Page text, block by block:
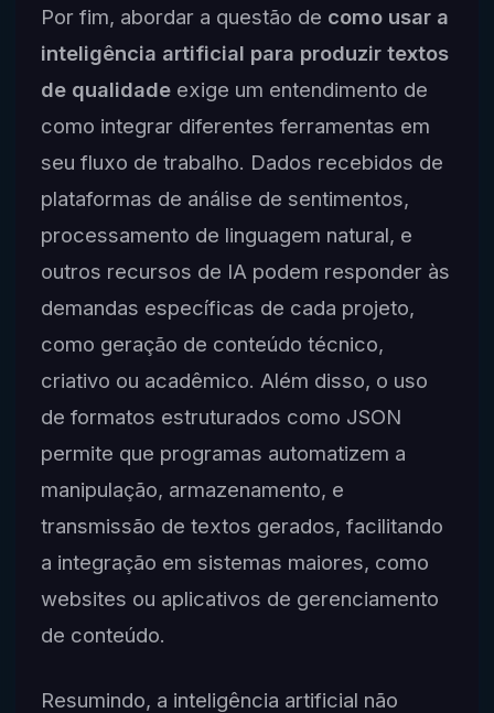
Por fim, abordar a questão de como usar a
inteligência artificial para produzir textos
de qualidadeexige um entendimento de
como integrar diferentes ferramentas em
seu fluxo de trabalho. Dados recebidos de
plataformas de análise de sentimentos,
processamento de linguagem natural, e
outros recursos de IA podem responder às
demandas específicas de cada projeto,
como geração de conteúdo técnico,
criativo ou acadêmico. Além disso, o uso
de formatos estruturados como JSON
permite que programas automatizem a
manipulação, armazenamento, e
transmissão de textos gerados, facilitando
a integração em sistemas maiores, como
websites ou aplicativos de gerenciamento
de conteúdo.
Resumindo, a inteligência artificial não